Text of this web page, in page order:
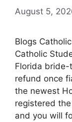
August 5,
Blogs
Catholic
Florida
refund once
the newest
registered the
and you will